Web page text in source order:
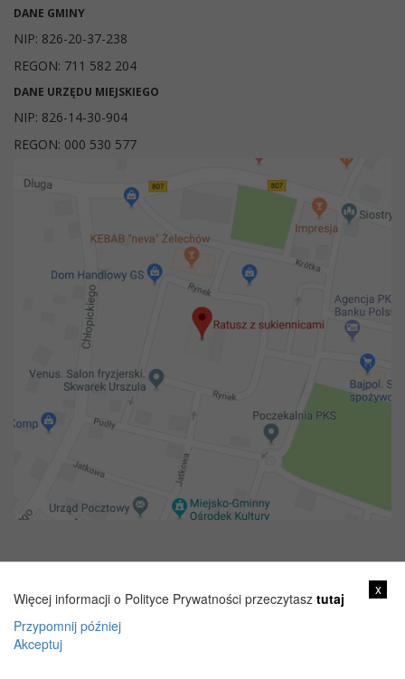
DANE GMINY
NIP: 826-20-37-238
REGON: 711 582 204
DANE URZĘDU MIEJSKIEGO
NIP: 826-14-30-904
REGON: 000 530 577
x
Więcej informacji o Polityce Prywatności przeczytasz tutaj
Przypomnij później
Akceptuj